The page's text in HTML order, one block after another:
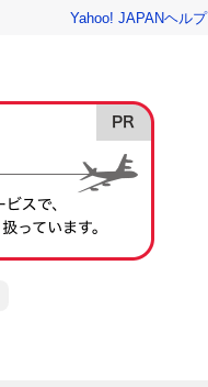
Yahoo! JAPANヘルプ